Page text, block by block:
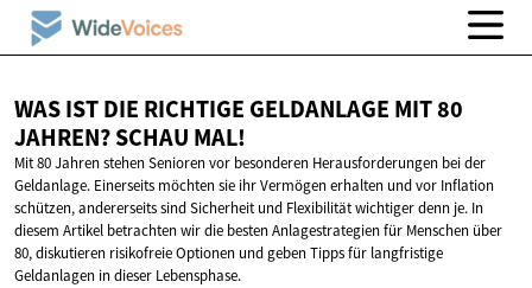
WAS IST DIE RICHTIGE GELDANLAGE MIT 80
JAHREN?SCHAU MAL!
Mit 80 Jahren stehen Senioren vor besonderen Herausforderungen bei der
Geldanlage. Einerseits möchten sie ihr Vermögen erhalten und vor Inflation
schützen, andererseits sind Sicherheit und Flexibilität wichtiger denn je. In
diesem Artikel betrachten wir die besten Anlagestrategien für Menschen über
80, diskutieren risikofreie Optionen und geben Tipps für langfristige
Geldanlagen in dieser Lebensphase.